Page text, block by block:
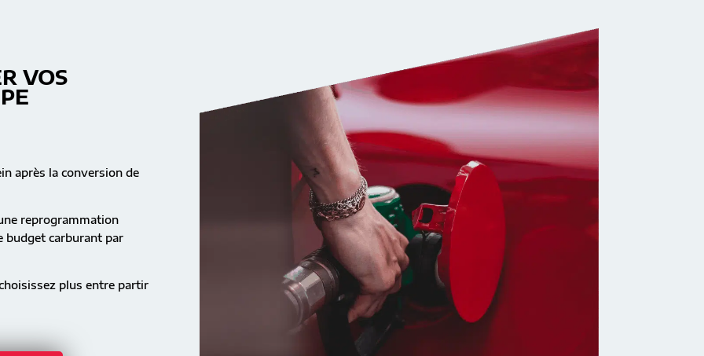
VOS
après la conversion de
reprogrammation
budget carburant par
plus entre partir